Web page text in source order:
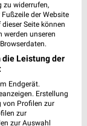
zu widerrufen,
der Website
Seite können
werden unseren
die Leistung der
Endgerät.
Erstellung
von Profilen zur
zur
zur Auswahl